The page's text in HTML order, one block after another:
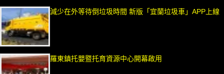
減少在外等待倒垃圾時間 新版「宜蘭垃圾車」APP上線
羅東鎮托嬰暨托育資源中心開幕啟用